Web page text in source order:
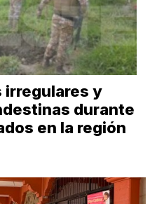
irregulares y
durante
en la región